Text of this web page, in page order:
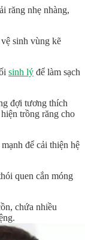
răng nhẹ nhàng,
sinh vùng kẽ
sinh lý để làm sạch
đợi tương thích
trồng răng cho
để cải thiện hệ
quen cắn móng
chứa nhiều